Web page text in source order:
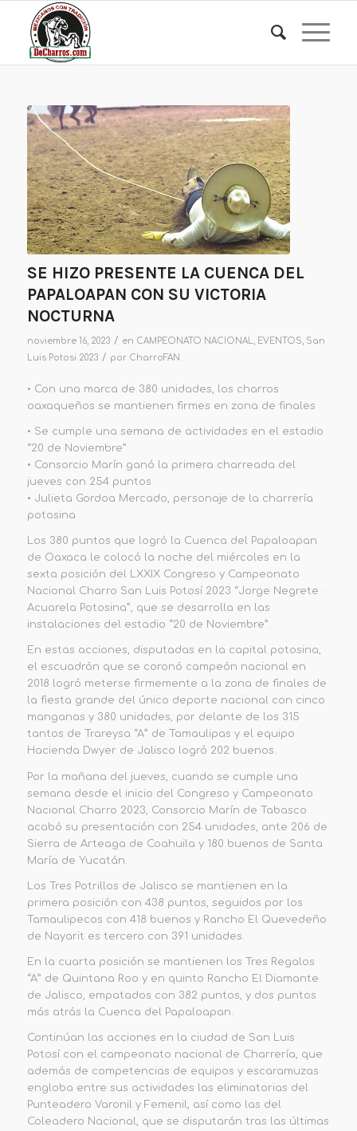
SE HIZO PRESENTE LA CUENCA DEL
PAPALOAPAN CON SU VICTORIA
NOCTURNA
noviembre 16, 2023 / en CAMPEONATO NACIONAL, EVENTOS, San
Luis Potosi 2023 / por CharroFAN
• Con una marca de 380 unidades, los charros
oaxaqueños se mantienen firmes en zona de finales
• Se cumple una semana de actividades en el estadio
“20 de Noviembre”
• Consorcio Marín ganó la primera charreada del
jueves con 254 puntos
• Julieta Gordoa Mercado, personaje de la charrería
potosina
Los 380 puntos que logró la Cuenca del Papaloapan
de Oaxaca le colocó la noche del miércoles en la
sexta posición del LXXIX Congreso y Campeonato
Nacional Charro San Luis Potosí 2023 “Jorge Negrete ·
Acuarela Potosina”, que se desarrolla en las
instalaciones del estadio “20 de Noviembre”.
En estas acciones, disputadas en la capital potosina,
el escuadrón que se coronó campeón nacional en
2018 logró meterse firmemente a la zona de finales de
la fiesta grande del único deporte nacional con cinco
manganas y 380 unidades, por delante de los 315
tantos de Trareysa “A” de Tamaulipas y el equipo
Hacienda Dwyer de Jalisco logró 202 buenos.
Por la mañana del jueves, cuando se cumple una
semana desde el inicio del Congreso y Campeonato
Nacional Charro 2023, Consorcio Marín de Tabasco
acabó su presentación con 254 unidades, ante 206 de
Sierra de Arteaga de Coahuila y 180 buenos de Santa
María de Yucatán.
Los Tres Potrillos de Jalisco se mantienen en la
primera posición con 438 puntos, seguidos por los
Tamaulipecos con 418 buenos y Rancho El Quevedeño
de Nayarit es tercero con 391 unidades.
En la cuarta posición se mantienen los Tres Regalos
“A” de Quintana Roo y en quinto Rancho El Diamante
de Jalisco, empatados con 382 puntos, y dos puntos
más atrás la Cuenca del Papaloapan.
Continúan las acciones en la ciudad de San Luis
Potosí con el campeonato nacional de Charrería, que
además de competencias de equipos y escaramuzas
engloba entre sus actividades
las eliminatorias del
Punteadero Varonil y Femenil, así como las del
Coleadero Nacional
que se disputarán tras las últimas